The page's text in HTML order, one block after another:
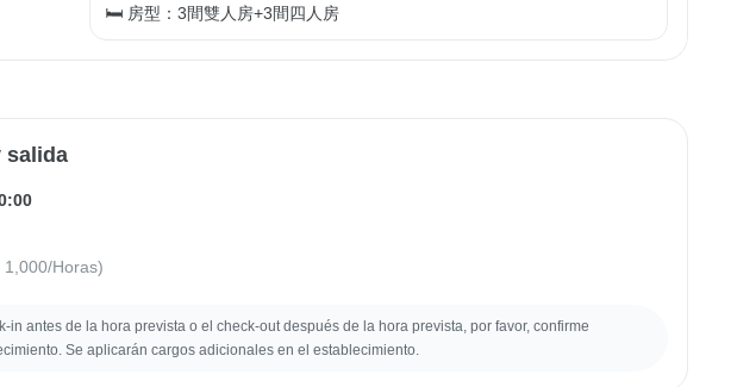
🛏 房型：3間雙人房+3間四人房
salida
1,000/Horas)
in antes de la hora prevista o el check-out después de la hora prevista, por favor, confirme
Se aplicarán cargos adicionales en el establecimiento.